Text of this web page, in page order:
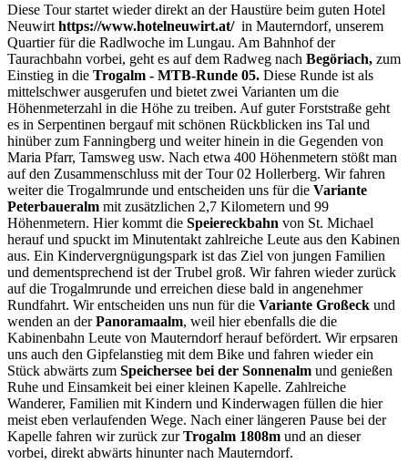
Diese Tour startet wieder direkt an der Haustüre beim guten Hotel
Neuwirt https://www.hotelneuwirt.at/in Mauterndorf, unserem
Quartier für die Radlwoche im Lungau. Am Bahnhof der
Taurachbahn vorbei, geht es auf dem Radweg nach Begöriach, zum
Einstieg in die Trogalm - MTB-Runde 05. Diese Runde ist als
mittelschwer ausgerufen und bietet zwei Varianten um die
Höhenmeterzahl in die Höhe zu treiben. Auf guter Forststraße geht
es in Serpentinen bergauf mit schönen Rückblicken ins Tal und
hinüber zum Fanningberg und weiter hinein in die Gegenden von
Maria Pfarr, Tamsweg usw. Nach etwa 400 Höhenmetern stößt man
auf den Zusammenschluss mit der Tour 02 Hollerberg. Wir fahren
weiter die Trogalmrunde und entscheiden uns für die Variante
Peterbaueralm mit zusätzlichen 2,7 Kilometern und 99
Höhenmetern. Hier kommt die Speiereckbahn von St. Michael
herauf und spuckt im Minutentakt zahlreiche Leute aus den Kabinen
aus. Ein Kindervergnügungspark ist das Ziel von jungen Familien
und dementsprechend ist der Trubel groß. Wir fahren wieder zurück
auf die Trogalmrunde und erreichen diese bald in angenehmer
Rundfahrt. Wir entscheiden uns nun für die Variante Großeck und
wenden an derPanoramaalm, weil hier ebenfalls die die
Kabinenbahn Leute von Mauterndorf herauf befördert. Wir erpsaren
uns auch den Gipfelanstieg mit dem Bike und fahren wieder ein
Stück abwärts zum Speichersee bei der Sonnenalm und genießen
Ruhe und Einsamkeit bei einer kleinen Kapelle. Zahlreiche
Wanderer, Familien mit Kindern und Kinderwagen füllen die hier
meist eben verlaufenden Wege. Nach einer längeren Pause bei der
Kapelle fahren wir zurück zurTrogalm 1808m und an dieser
vorbei, direkt abwärts hinunter nach Mauterndorf.